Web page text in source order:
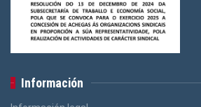
Información